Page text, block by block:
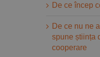
De ce încep
De ce nu ne
spune știința
cooperare